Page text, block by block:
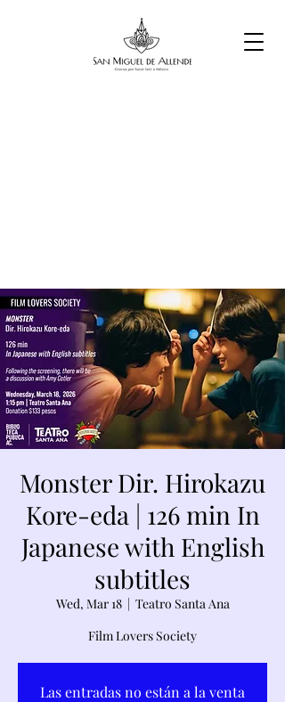
Monster Dir. Hirokazu
Kore-eda | 126 min In
Japanese with English
subtitles
Wed, Mar 18
  |
Teatro Santa Ana
Film Lovers Society
Las entradas no están a la venta